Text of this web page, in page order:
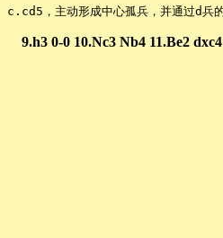
c.cd5，主动形成中心孤兵，并通过d兵
9.h3 0-0 10.Nc3 Nb4 11.Be2